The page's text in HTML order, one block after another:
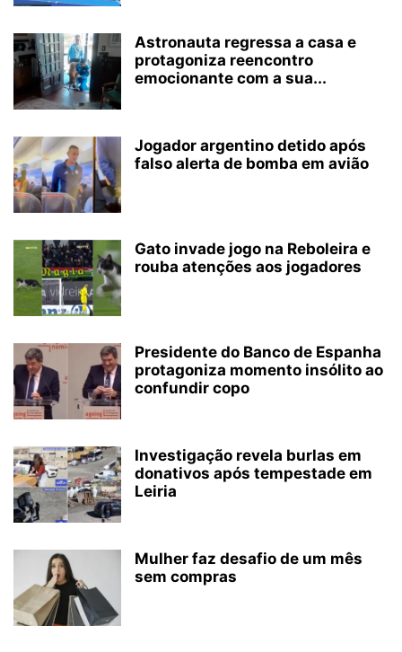
Astronauta regressa a casa e
protagoniza reencontro
emocionante com a sua...
Jogador argentino detido após
falso alerta de bomba em avião
Gato invade jogo na Reboleira e
rouba atenções aos jogadores
Presidente do Banco de Espanha
protagoniza momento insólito ao
confundir copo
Investigação revela burlas em
donativos após tempestade em
Leiria
Mulher faz desafio de um mês
sem compras